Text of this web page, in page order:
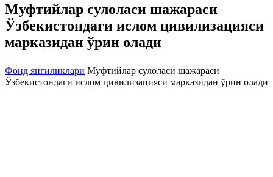
Муфтийлар сулоласи шажараси
Ўзбекистондаги ислом цивилизацияси
марказидан ўрин олади
Фонд янгиликлари Муфтийлар сулоласи шажараси
Ўзбекистондаги ислом цивилизацияси марказидан ўрин олади